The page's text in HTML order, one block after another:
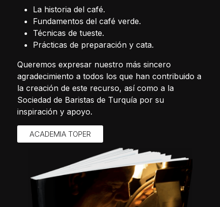
La historia del café.
Fundamentos del café verde.
Técnicas de tueste.
Prácticas de preparación y cata.
Queremos expresar nuestro más sincero
agradecimiento a todos los que han contribuido a
la creación de este recurso, así como a la
Sociedad de Baristas de Turquía por su
inspiración y apoyo.
ACADEMIA TOPER